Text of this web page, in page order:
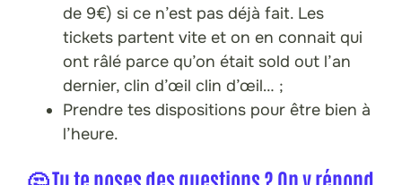
de 9€) si ce n’est pas déjà fait. Les
tickets partent vite et on en connait qui
ont râlé parce qu’on était sold out l’an
dernier, clin d’œil clin d’œil… ;
Prendre tes dispositions pour être bien à
l’heure.
🤔 Tu te poses des questions ?On y répond